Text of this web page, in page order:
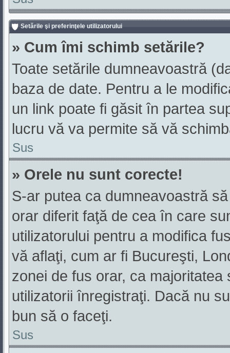
Setările şi preferinţele utilizatorului
» Cum îmi schimb setările?
Toate setările dumneavoastră
baza de date. Pentru a le
un link poate fi găsit în partea
lucru vă va permite să vă
Sus
» Orele nu sunt corecte!
S-ar putea ca dumneavoastră
orar diferit faţă de cea în care
utilizatorului pentru a modifica
vă aflaţi, cum ar fi Bucureşti,
zonei de fus orar, ca
utilizatorii înregistraţi. Dacă nu
bun să o faceţi.
Sus